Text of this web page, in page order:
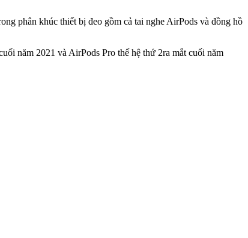
phân khúc thiết bị đeo gồm cả tai nghe AirPods và đồng hồ
năm 2021 và AirPods Pro thế hệ thứ 2ra mắt cuối năm